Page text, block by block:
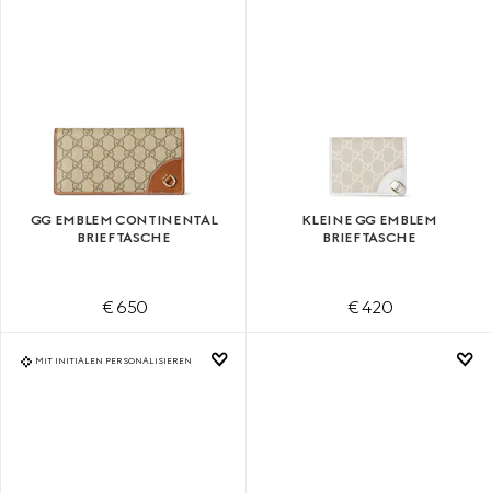
GG EMBLEM CONTINENTAL
BRIEFTASCHE
€ 650
KLEINE GG EMBLEM
BRIEFTASCHE
€ 420
MIT INITIALEN PERSONALISIEREN